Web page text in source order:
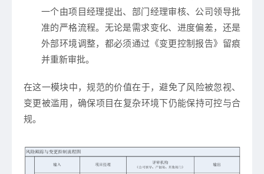
一个由项目经理提出、部门经理审核、公司领导批
准的严格流程。无论是需求变化、进度偏差，还是
外部环境调整，都必须通过《变更控制报告》留痕
并重新审批。
在这一模块中，规范的价值在于，避免了风险被忽视、
变更被滥用 ，确保项目在复杂环境下仍能保持可控与合
规。